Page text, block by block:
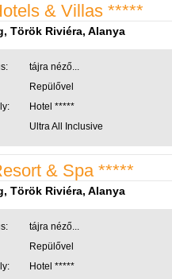
& Villas *****
Török Riviéra, Alanya
tájra néző...
Repülővel
Hotel *****
Ultra All Inclusive
& Spa *****
Török Riviéra, Alanya
tájra néző...
Repülővel
Hotel *****